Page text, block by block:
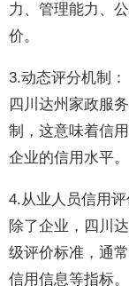
力、管理能力、
价。
3.动态评分机制：
四川达州家政服
制，这意味着信
企业的信用水平。
4.从业人员信用评
除了企业，四川
级评价标准，通
信用信息等指标。